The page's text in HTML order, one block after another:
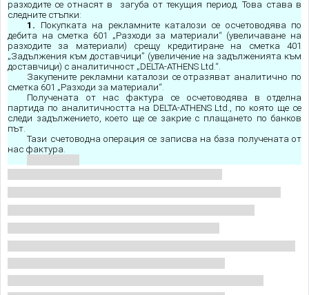
разходите се отнасят в загуба от текущия период. Това става в
следните стъпки:
1. Покупката на рекламните каталози се осчетоводява по
дебита на сметка 601 „Разходи за материали“ (увеличаване на
разходите за материали) срещу кредитиране на сметка 401
„Задължения към доставчици” (увеличение на задълженията към
доставчици) с аналитичност „DELTA-ATHENS Ltd.“.
Закупените рекламни каталози се отразяват аналитично по
сметка 601 „Разходи за материали“.
Получената от нас фактура се осчетоводява в отделна
партида по аналитичността на DELTA-ATHENS Ltd., по която ще се
следи задължението, което ще се закрие с плащането по банков
път.
Тази счетоводна операция се записва на база получената от
нас фактура.